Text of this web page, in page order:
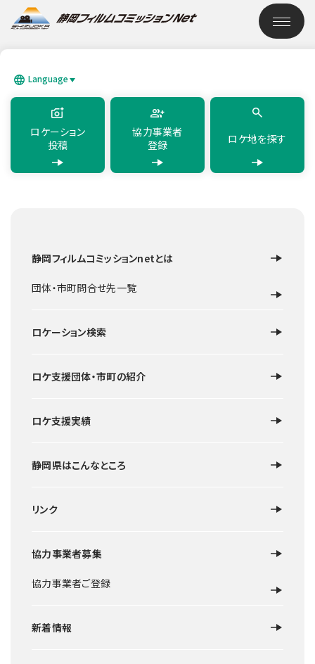
Language
日本語 English 简体中文 繁體中文 한국어 แบบไทย
ロケーション
投稿
協力事業者
登録
ロケ地を探す
静岡フィルムコミッションnetとは
団体・市町問合せ先一覧
ロケーション検索
ロケ支援団体・市町の紹介
ロケ支援実績
静岡県はこんなところ
リンク
協力事業者募集
協力事業者ご登録
新着情報
ロケーション検索
SEARCH
公園 伊豆市
松原公園